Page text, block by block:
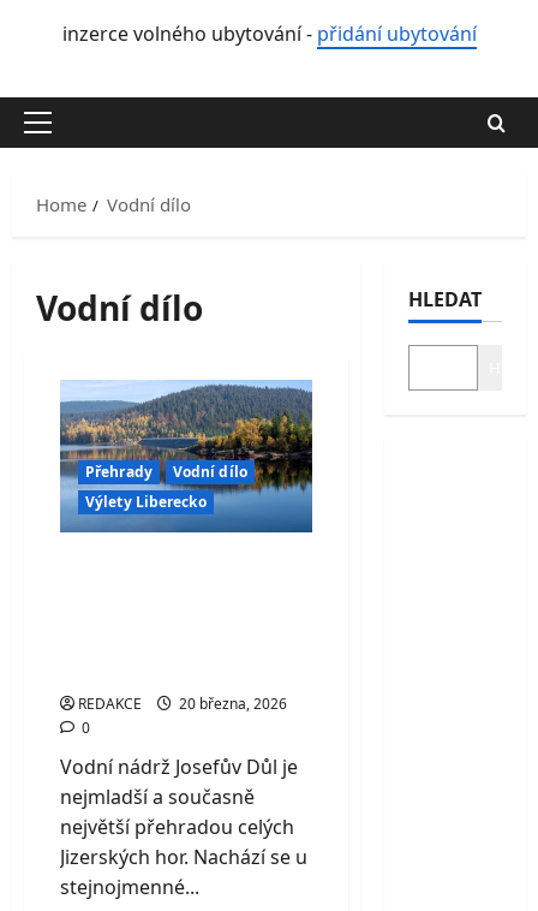
inzerce volného ubytování - přidání ubytování
Primary
Home
Vodní dílo
Vodní dílo
Přehrady
Vodní dílo
Výlety Liberecko
REDAKCE
20 března, 2026
0
Vodní nádrž Josefův Důl je
nejmladší a současně
největší přehradou celých
Jizerských hor. Nachází se u
stejnojmenné...
HLEDAT